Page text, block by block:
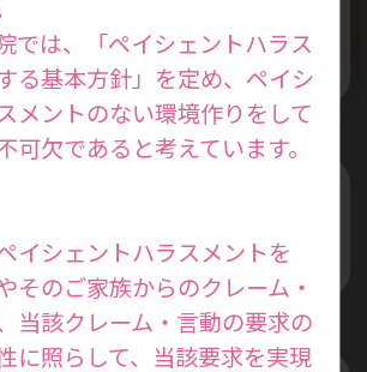
では、「ペイシェントハラス
る基本方針」を定め、ペイシ
メントのない環境作りをして
可欠であると考えています。
イシェントハラスメントを
そのご家族からのクレーム・
当該クレーム・言動の要求の
に照らして、当該要求を実現
持っている力を活かした
治療を行います
ートと仕事を両立できる
ジュールを考えます